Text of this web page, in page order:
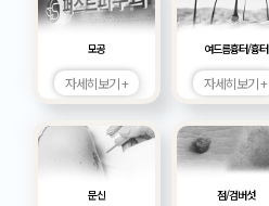
모공
자세히보기 +
여드름흉터/흉터
자세히보기 +
문신 점/검버섯